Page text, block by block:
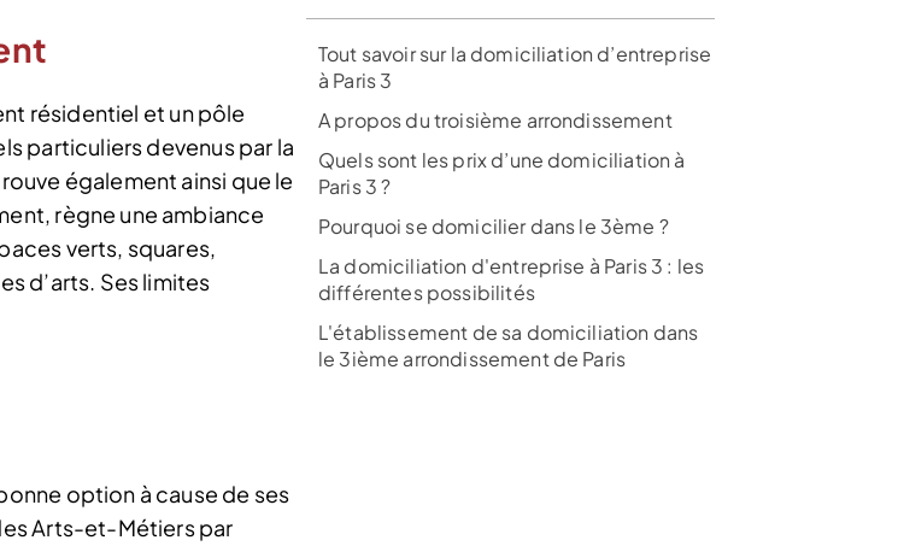
résidentiel et un pôle
particuliers devenus par la
également ainsi que le
règne une ambiance
verts, squares,
d’arts. Ses limites
option à cause de ses
Arts-et-Métiers par
Tout savoir sur la domiciliation d’entreprise
à Paris 3
A propos du troisième arrondissement
Quels sont les prix d’une domiciliation à
Paris 3 ?
Pourquoi se domicilier dans le 3ème ?
La domiciliation d'entreprise à Paris 3 : les
différentes possibilités
L'établissement de sa domiciliation dans
le 3ième arrondissement de Paris